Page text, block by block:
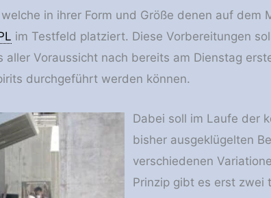
in ihrer Form und Größe denen auf
im Testfeld platziert. Diese Vorbereitungen
aller Voraussicht nach bereits am Dienstag
durchgeführt werden können.
Dabei soll im Laufe der
bisher ausgeklügelten
verschiedenen
Prinzip gibt es erst zwei